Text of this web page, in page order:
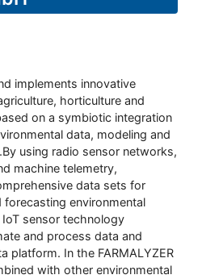
implements innovative
horticulture and
on a symbiotic integration
data, modeling and
using radio sensor networks,
machine telemetry,
data sets for
forecasting environmental
sensor technology
and process data and
platform. In the FARMALYZER
with other environmental